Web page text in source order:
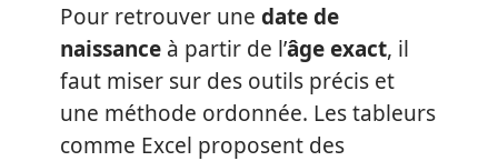
Pour retrouver une date de
naissance à partir de l’âge exact, il
faut miser sur des outils précis et
une méthode ordonnée. Les tableurs
comme Excel proposent des